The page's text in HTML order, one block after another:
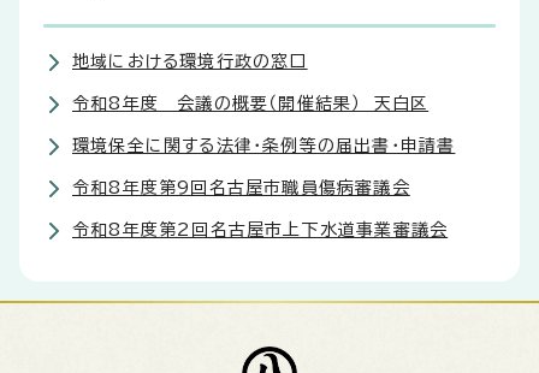
地域における環境行政の窓口
令和8年度 会議の概要（開催結果） 天白区
環境保全に関する法律・条例等の届出書・申請書
令和8年度第9回名古屋市職員傷病審議会
令和8年度第2回名古屋市上下水道事業審議会